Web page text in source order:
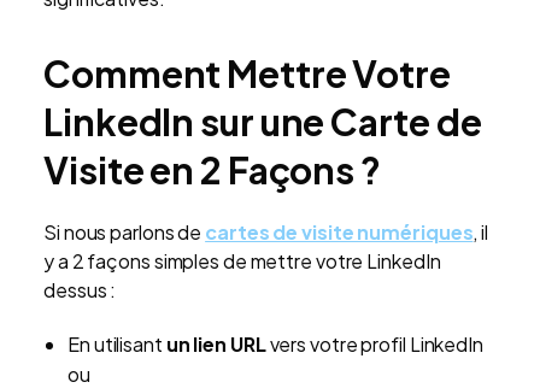
Comment Mettre Votre
LinkedIn sur une Carte de
Visite en 2 Façons ?
Si nous parlons de cartes de visite numériques, il
y a 2 façons simples de mettre votre LinkedIn
dessus :
En utilisant un lien URLvers votre profil LinkedIn
ou